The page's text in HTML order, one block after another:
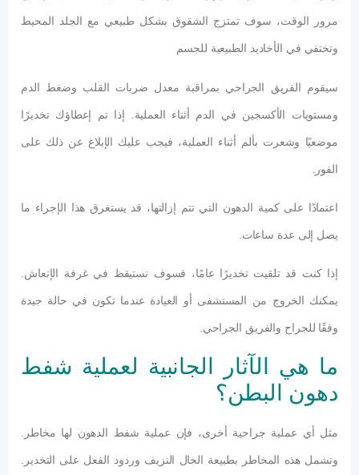
مرور الوقت، سوف تمتزج الشقوق بشكل طبيعي مع الجلد المحيط
وتختفي في الأخاديد الطبيعية للجسم
سيقوم الفريق الجراحي بمراقبة معدل ضربات القلب وضغط الدم
ومستويات الأكسجين في الدم أثناء العملية. إذا تم إعطاؤك تخديرًا
موضعيًا وشعرت بألم أثناء العملية، فيجب عليك الإبلاغ عن ذلك على
الفور.
اعتمادًا على كمية الدهون التي تتم إزالتها، قد يستغرق هذا الإجراء ما
يصل إلى عدة ساعات.
إذا كنت قد تلقيت تخديرًا عامًا، فسوف تستيقظ في غرفة الإنعاش.
يمكنك الخروج من المستشفى أو العيادة عندما تكون في حالة جيدة
وفقًا للجراح والفريق الجراحي.
ما هي الآثار الجانبية لعملية شفط
دهون البطن؟
مثل أي عملية جراحية أخرى، فإن عملية شفط الدهون لها مخاطر.
وتشمل هذه المخاطر بطبيعة الحال النزيف وردود الفعل على التخدير.